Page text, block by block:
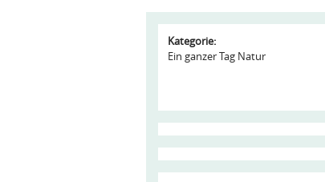
Kategorie:
Ein ganzer Tag Natur